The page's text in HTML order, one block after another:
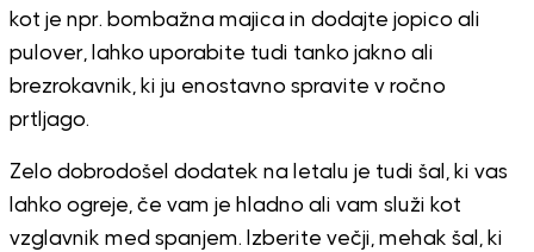
kot je npr. bombažna majica in dodajte jopico ali
pulover, lahko uporabite tudi tanko jakno ali
brezrokavnik, ki ju enostavno spravite v ročno
prtljago.
Zelo dobrodošel dodatek na letalu je tudi šal, ki vas
lahko ogreje, če vam je hladno ali vam služi kot
vzglavnik med spanjem. Izberite večji, mehak šal, ki